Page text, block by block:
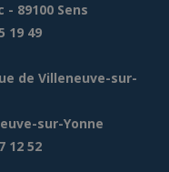
- 89100 Sens
19 49
de Villeneuve-sur-
sur-Yonne
12 52